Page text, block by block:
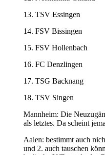
13. TSV Essingen
14. FSV Bissingen
15. FSV Hollenbach
16. FC Denzlingen
17. TSG Backnang
18. TSV Singen
Mannheim: Die
als letztes. Da scheint
Aalen: bestimmt auch
und 2. auch tauschen